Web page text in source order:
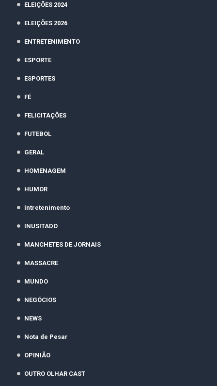
ELEIÇÕES 2024
ELEIÇÕES 2026
ENTRETENIMENTO
ESPORTE
ESPORTES
FÉ
FELICITAÇÕES
FUTEBOL
GERAL
HOMENAGEM
HUMOR
Intretenimento
INUSITADO
MANCHETES DE JORNAIS
MASSACRE
MUNDO
NEGÓCIOS
NEWS
Nota de Pesar
OPINIÃO
OUTRO OLHAR CAST